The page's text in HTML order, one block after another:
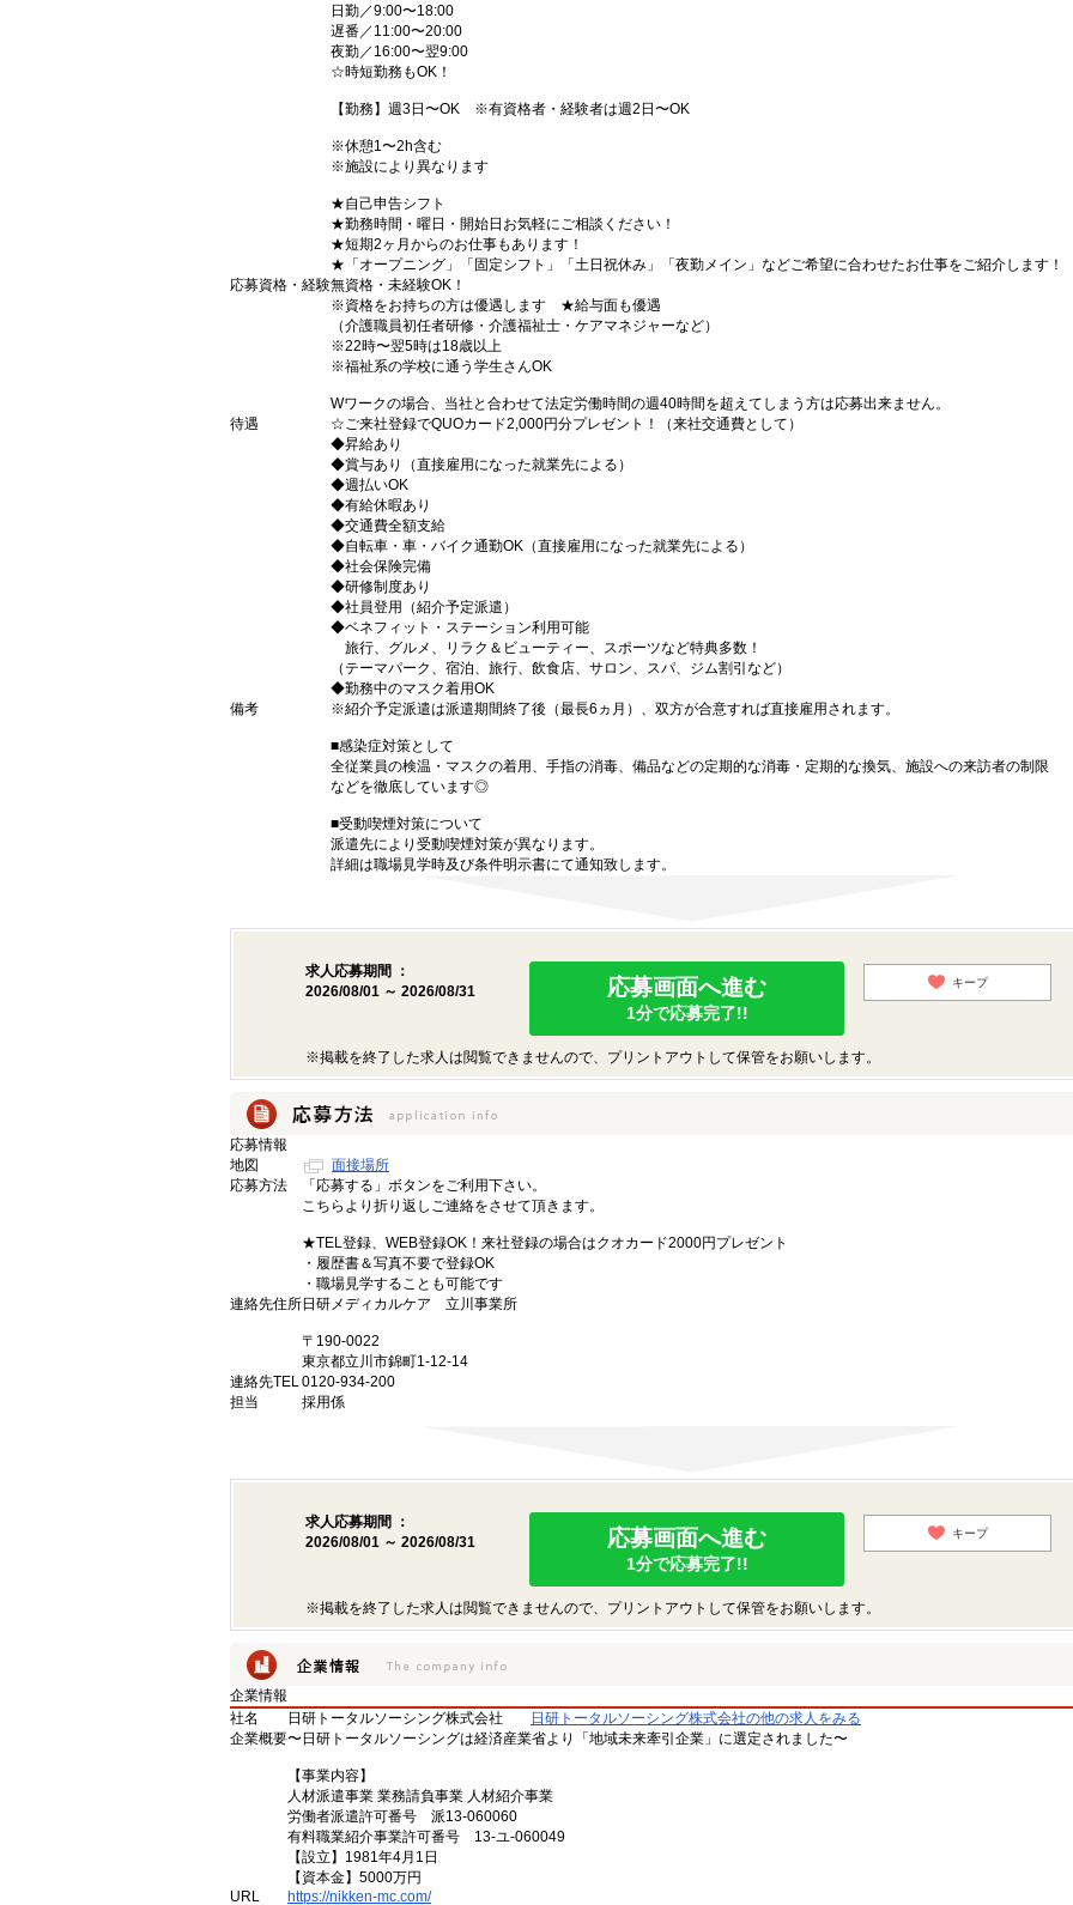
日勤／9:00〜18:00
遅番／11:00〜20:00
夜勤／16:00〜翌9:00
☆時短勤務もOK！
【勤務】週3日〜OK ※有資格者・経験者は週2日〜OK
※休憩1〜2h含む
※施設により異なります
★自己申告シフト
★勤務時間・曜日・開始日お気軽にご相談ください！
★短期2ヶ月からのお仕事もあります！
★「オープニング」「固定シフト」「土日祝休み」「夜勤メイン」などご希望に合わせたお仕事をご紹介します！
応募資格・経験無資格・未経験OK！
※資格をお持ちの方は優遇します ★給与面も優遇
（介護職員初任者研修・介護福祉士・ケアマネジャーなど）
※22時〜翌5時は18歳以上
※福祉系の学校に通う学生さんOK
Wワークの場合、当社と合わせて法定労働時間の週40時間を超えてしまう方は応募出来ません。
待遇
☆ご来社登録でQUOカード2,000円分プレゼント！（来社交通費として）
◆昇給あり
◆賞与あり（直接雇用になった就業先による）
◆週払いOK
◆有給休暇あり
◆交通費全額支給
◆自転車・車・バイク通勤OK（直接雇用になった就業先による）
◆社会保険完備
◆研修制度あり
◆社員登用（紹介予定派遣）
◆ベネフィット・ステーション利用可能
旅行、グルメ、リラク＆ビューティー、スポーツなど特典多数！
（テーマパーク、宿泊、旅行、飲食店、サロン、スパ、ジム割引など）
◆勤務中のマスク着用OK
備考
※紹介予定派遣は派遣期間終了後（最長6ヵ月）、双方が合意すれば直接雇用されます。
■感染症対策として
全従業員の検温・マスクの着用、手指の消毒、備品などの定期的な消毒・定期的な換気、施設への来訪者の制限
などを徹底しています◎
■受動喫煙対策について
派遣先により受動喫煙対策が異なります。
詳細は職場見学時及び条件明示書にて通知致します。
求人応募期間 ：
2026/08/01 ～ 2026/08/31
応募画面へ進む
1分で応募完了!!
キープ
※掲載を終了した求人は閲覧できませんので、プリントアウトして保管をお願いします。
応募情報
地図
面接場所
応募方法
「応募する」ボタンをご利用下さい。
こちらより折り返しご連絡をさせて頂きます。
★TEL登録、WEB登録OK！来社登録の場合はクオカード2000円プレゼント
・履歴書＆写真不要で登録OK
・職場見学することも可能です
連絡先住所日研メディカルケア 立川事業所
〒190-0022
東京都立川市錦町1-12-14
連絡先TEL0120-934-200
担当
採用係
求人応募期間 ：
2026/08/01 ～ 2026/08/31
応募画面へ進む
1分で応募完了!!
キープ
※掲載を終了した求人は閲覧できませんので、プリントアウトして保管をお願いします。
企業情報
社名
日研トータルソーシング株式会社
日研トータルソーシング株式会社の他の求人をみる
企業概要〜日研トータルソーシングは経済産業省より「地域未来牽引企業」に選定されました〜
【事業内容】
人材派遣事業 業務請負事業 人材紹介事業
労働者派遣許可番号 派13-060060
有料職業紹介事業許可番号 13-ユ-060049
【設立】1981年4月1日
【資本金】5000万円
URL
https://nikken-mc.com/